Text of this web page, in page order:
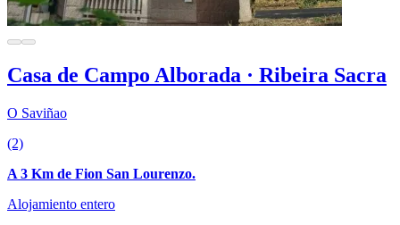
Casa de Campo Alborada · Ribeira Sacra
O Saviñao
(2)
A 3 Km de Fion San Lourenzo.
Alojamiento entero